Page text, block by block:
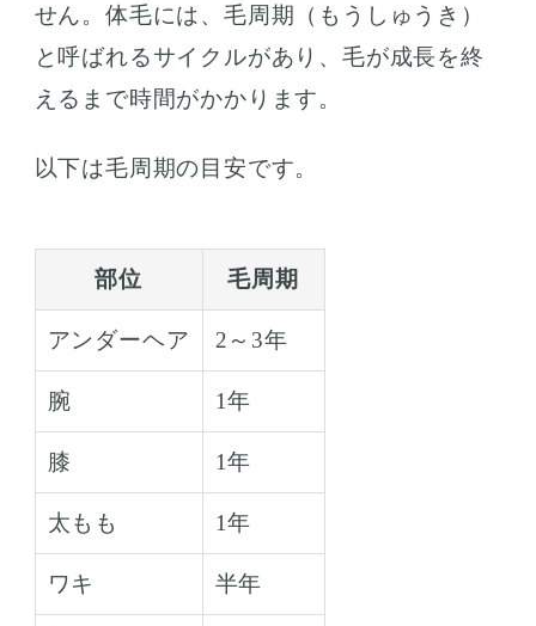
せん。体毛には、毛周期（もうしゅうき）
と呼ばれるサイクルがあり、毛が成長を終
えるまで時間がかかります。
以下は毛周期の目安です。
部位 毛周期
アンダーヘア 2～3年
腕 1年
膝 1年
太もも 1年
ワキ 半年